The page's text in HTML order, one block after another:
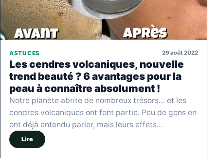
ASTUCES 29 août 2022
Les cendres volcaniques, nouvelle
trend beauté ? 6 avantages pour la
peau à connaître absolument !
Notre planète abrite de nombreux trésors… et les
cendres volcaniques ont font partie. Peu de gens en
ont déjà entendu parler, mais leurs effets…
Lire